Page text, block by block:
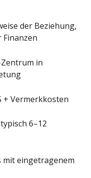
der Beziehung,
Finanzen
in
+ Vermerkkosten
6–12
mit eingetragenem